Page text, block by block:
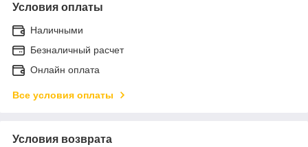
Условия оплаты
Наличными
Безналичный расчет
Онлайн оплата
Все условия оплаты
Условия возврата